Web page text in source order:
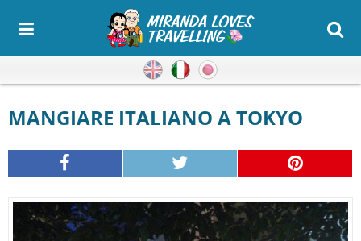
IngleseItaliano
MANGIARE ITALIANO A TOKYO